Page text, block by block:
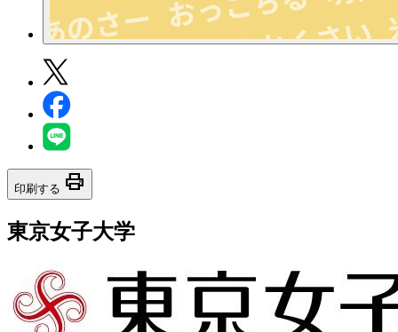
印刷する print
東京女子大学